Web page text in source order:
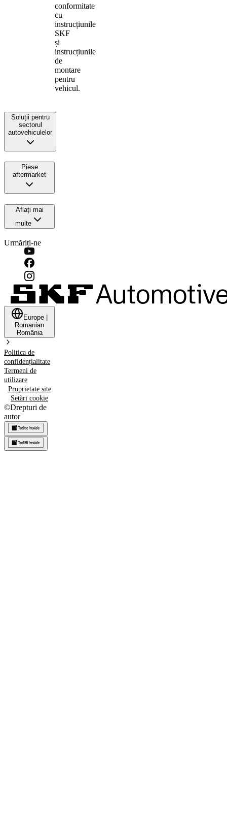
conformitate
cu
instrucțiunile
SKF
și
instrucțiunile
de
montare
pentru
vehicul.
Soluții pentru
sectorul
autovehiculelor
Piese
aftermarket
Aflați mai
multe
Urmăriți-ne
Europe
Romanian
România
Politica de
confidențialitate
Termeni de
utilizare
Proprietate site
Setări cookie
©Drepturi de
autor